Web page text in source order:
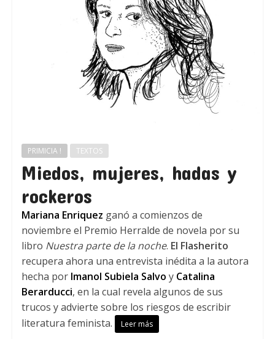
PRIMICIA ! TEXTOS
Miedos, mujeres, hadas y
rockeros
Mariana Enriquez ganó a comienzos de
noviembre el Premio Herralde de novela por su
libro Nuestra parte de la noche. El Flasherito
recupera ahora una entrevista inédita a la autora
hecha por Imanol Subiela Salvo y Catalina
Berarducci, en la cual revela algunos de sus
trucos y advierte sobre los riesgos de escribir
literatura feminista.
Leer más